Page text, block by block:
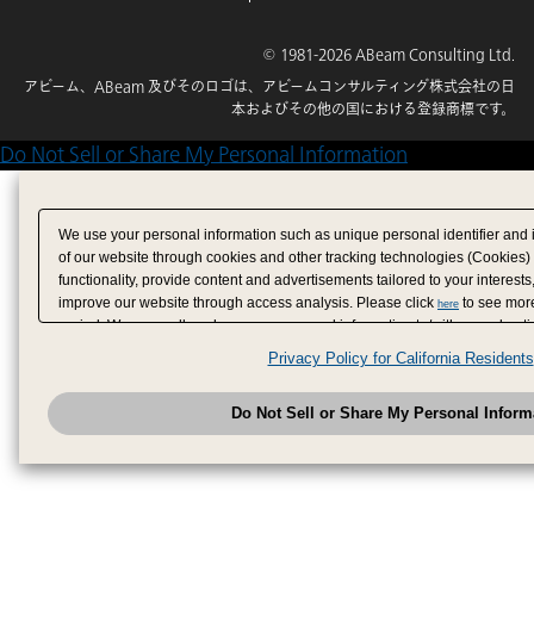
© 1981-2026 ABeam Consulting Ltd.
アビーム、ABeam 及びそのロゴは、アビームコンサルティング株式会社の日
本およびその他の国における登録商標です。
Do Not Sell or Share My Personal Information
We use your personal information such as unique personal identifier
of our website through cookies and other tracking technologies
functionality, provide content and advertisements tailored to your
improve our website through access analysis. Please click here to see
period. We may sell or share your personal information to/with our
analytics service partners. These partners may combine the data shared
have provided to them or that they have collected from your use of their
analyze and optimize advertisements delivered to you by businesses
have the right to opt out of sale or share of your personal information by
to exercise your right. If we have detected an opt-out
honored.Change your sell or share preference
Privacy Policy for California Residents
Do Not Sell or Share My Personal